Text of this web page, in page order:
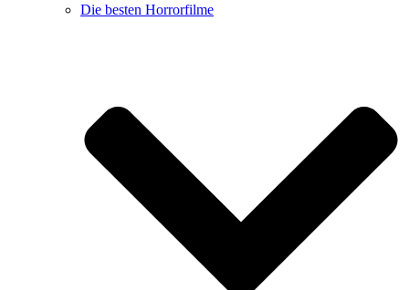
Die besten Horrorfilme